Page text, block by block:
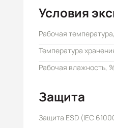
Условия
Рабочая
Температура
Рабочая влажность,
Защита
Защита ESD (IEC